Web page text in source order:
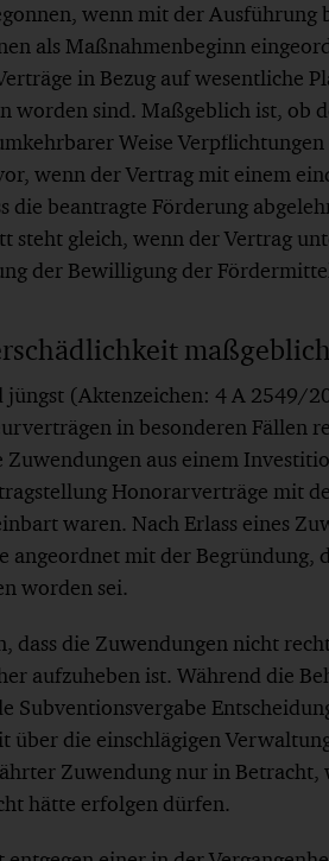
wenn mit der Ausführung
als Maßnahmenbeginn
in Bezug auf wesentliche
worden sind. Maßgeblich ist, ob
Weise
wenn der Vertrag mit einem
die beantragte Förderung
steht gleich, wenn der Vertrag
der Bewilligung der
maßgeblich
jüngst (Aktenzeichen: 4 A 2549/
in besonderen Fällen
aus einem
Honorarverträge mit
waren. Nach Erlass eines
angeordnet mit der
worden sei.
dass die Zuwendungen nicht
aufzuheben ist. Während die
Subventionsvergabe
über die einschlägigen
Zuwendung nur in Betracht,
hätte erfolgen dürfen.